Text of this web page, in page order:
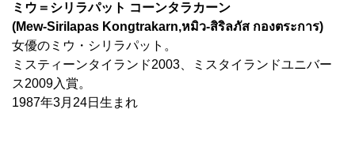
ミウ＝シリラパット コーンタラカーン
(Mew-Sirilapas Kongtrakarn,หมิว-สิริลภัส กองตระการ)
女優のミウ・シリラパット。
ミスティーンタイランド2003、ミスタイランドユニバー
ス2009入賞。
1987年3月24日生まれ